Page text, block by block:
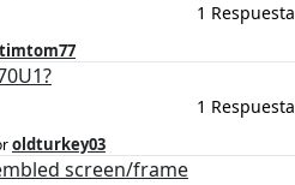
1 Respuesta
timtom77
1 Respuesta
oldturkey03
screen/frame